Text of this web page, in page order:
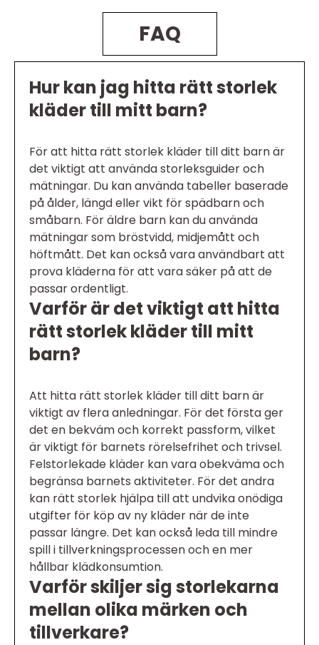
FAQ
Hur kan jag hitta rätt storlek
kläder till mitt barn?
För att hitta rätt storlek kläder till ditt barn är
det viktigt att använda storleksguider och
mätningar. Du kan använda tabeller baserade
på ålder, längd eller vikt för spädbarn och
småbarn. För äldre barn kan du använda
mätningar som bröstvidd, midjemått och
höftmått. Det kan också vara användbart att
prova kläderna för att vara säker på att de
passar ordentligt.
Varför är det viktigt att hitta
rätt storlek kläder till mitt
barn?
Att hitta rätt storlek kläder till ditt barn är
viktigt av flera anledningar. För det första ger
det en bekväm och korrekt passform, vilket
är viktigt för barnets rörelsefrihet och trivsel.
Felstorlekade kläder kan vara obekväma och
begränsa barnets aktiviteter. För det andra
kan rätt storlek hjälpa till att undvika onödiga
utgifter för köp av ny kläder när de inte
passar längre. Det kan också leda till mindre
spill i tillverkningsprocessen och en mer
hållbar klädkonsumtion.
Varför skiljer sig storlekarna
mellan olika märken och
tillverkare?